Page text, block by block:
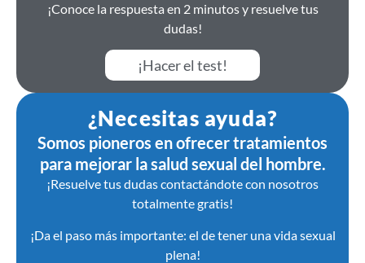
¡Conoce la respuesta en 2 minutos y resuelve tus
dudas!
¡Hacer el test!
¿Necesitas ayuda?
Somos pioneros en ofrecer tratamientos
para mejorar la salud sexual del hombre.
¡Resuelve tus dudas contactándote con nosotros
totalmente gratis!
¡Da el paso más importante: el de tener una vida sexual
plena!